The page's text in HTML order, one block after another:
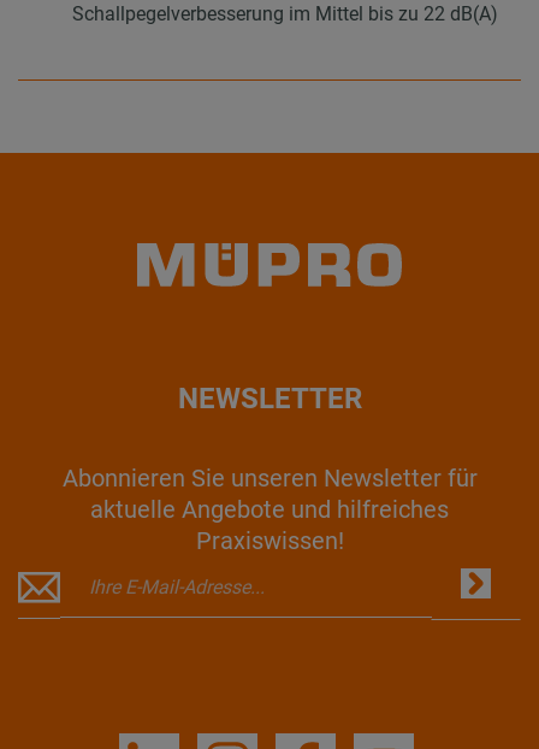
Schallpegelverbesserung im Mittel bis zu 22 dB(A)
NEWSLETTER
Abonnieren Sie unseren Newsletter für
aktuelle Angebote und hilfreiches
Praxiswissen!